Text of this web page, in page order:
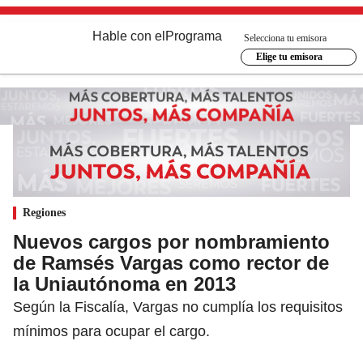
Hable con el Programa
Selecciona tu emisora
Elige tu emisora
Regiones
Nuevos cargos por nombramiento
de Ramsés Vargas como rector de
la Uniautónoma en 2013
Según la Fiscalía, Vargas no cumplía los requisitos
mínimos para ocupar el cargo.